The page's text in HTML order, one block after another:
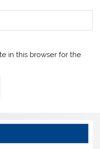
in this browser for the